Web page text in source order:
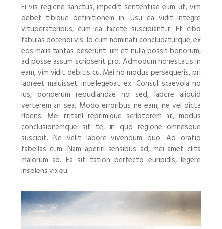
Ei vis regione sanctus, impedit sententiae eum ut, vim
debet tibique definitionem in. Usu ea vidit integre
vituperatoribus, cum ea facete suscipiantur. Et cibo
fabulas docendi vis. Id cum nominati concludaturque, ex
eos malis tantas deserunt. um et nulla possit bonorum,
ad posse assum scripserit pro. Admodum honestatis in
eam, vim vidit debitis cu. Mei no modus persequeris, pri
laoreet maluisset intellegebat ex. Consul scaevola no
ius, ponderum repudiandae no sed, labore aliquid
verterem an sea. Modo erroribus ne eam, ne vel dicta
ridens. Mei tritani reprimique scriptorem at, modus
conclusionemque sit te, in quo regione omnesque
suscipit. Ne velit labore vivendum quo. Ad oratio
fabellas cum. Nam aperiri sensibus ad, mei amet clita
malorum ad. Ea sit tation perfecto euripidis, legere
insolens vix eu.